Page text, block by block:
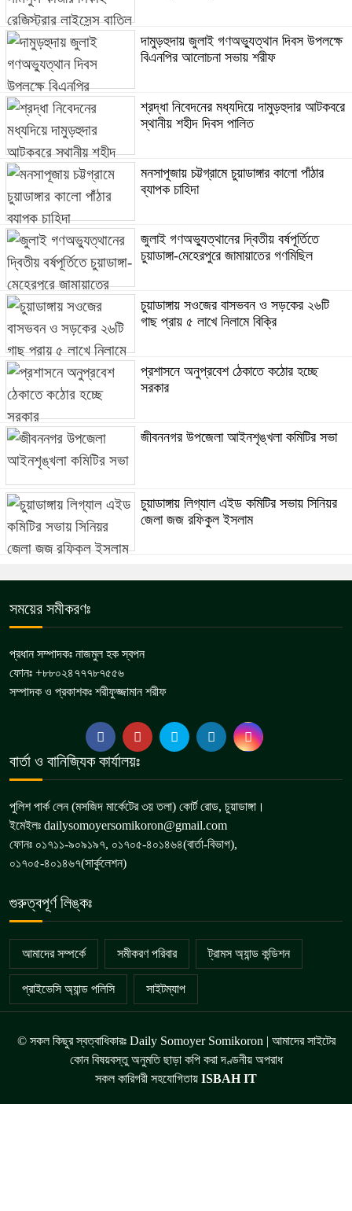
দামুড়হুদায় জুলাই গণঅভ্যুত্থান দিবস উপলক্ষে
বিএনপির আলোচনা সভায় শরীফ
শ্রদ্ধা নিবেদনের মধ্যদিয়ে দামুড়হুদার আটকবরে
স্থানীয় শহীদ দিবস পালিত
মনসাপূজায় চট্টগ্রামে চুয়াডাঙ্গার কালো পাঁঠার
ব্যাপক চাহিদা
জুলাই গণঅভ্যুত্থানের দ্বিতীয় বর্ষপূর্তিতে
চুয়াডাঙ্গা-মেহেরপুরে জামায়াতের গণমিছিল
চুয়াডাঙ্গায় সওজের বাসভবন ও সড়কের ২৬টি
গাছ প্রায় ৫ লাখে নিলামে বিক্রি
প্রশাসনে অনুপ্রবেশ ঠেকাতে কঠোর হচ্ছে
সরকার
জীবননগর উপজেলা আইনশৃঙ্খলা কমিটির সভা
চুয়াডাঙ্গায় লিগ্যাল এইড কমিটির সভায় সিনিয়র
জেলা জজ রফিকুল ইসলাম
সময়ের সমীকরণঃ
প্রধান সম্পাদকঃ নাজমুল হক স্বপন
ফোনঃ +৮৮০২৪৭৭৭৮৭৫৫৬
সম্পাদক ও প্রকাশকঃ শরীফুজ্জামান শরীফ
বার্তা ও বানিজ্যিক কার্যালয়ঃ
পুলিশ পার্ক লেন (মসজিদ মার্কেটের ৩য় তলা) কোর্ট রোড, চুয়াডাঙ্গা।
ইমেইলঃ dailysomoyersomikoron@gmail.com
ফোনঃ ০১৭১১-৯০৯১৯৭, ০১৭০৫-৪০১৪৬৪(বার্তা-বিভাগ),
০১৭০৫-৪০১৪৬৭(সার্কুলেশন)
গুরুত্বপূর্ণ লিঙ্কঃ
আমাদের সম্পর্কে সমীকরণ পরিবার ট্রামস অ্যান্ড কন্ডিশন
প্রাইভেসি অ্যান্ড পলিসি সাইটম্যাপ
© সকল কিছুর স্বত্বাধিকারঃ Daily Somoyer Somikoron | আমাদের সাইটের
কোন বিষয়বস্তু অনুমতি ছাড়া কপি করা দণ্ডনীয় অপরাধ
সকল কারিগরী সহযোগিতায় ISBAH IT